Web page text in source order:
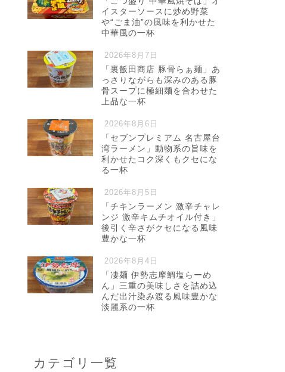
イスターソースに炒め野菜
や“ごま油”の風味を利かせた
中華風の一杯
2026年8月7日
「裏飯田商店 豚骨らぁ麺」あ
っさりながらも深みのある豚
骨スープに極細麺を合わせた
上品な一杯
2026年8月6日
「セブンプレミアム 名古屋台
湾ラーメン」動物系の旨味を
利かせたコク深くもクセにな
る一杯
2026年8月5日
「チキンラーメン 激辛チャレ
ンジ 激辛キムチオイル付き」
後引く辛さがクセになる風味
豊かな一杯
2026年8月4日
「凄麺 伊勢志摩鯛塩らーめ
ん」三重の美味しさを詰め込
んだ出汁染み渡る風味豊かな
淡麗系の一杯
カテゴリ一覧